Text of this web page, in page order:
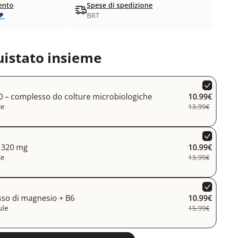
Spese di spedizione
BRT
insieme
– complesso do colture microbiologiche 10.99€
13.99€
mg 10.99€
13.99€
di magnesio + B6 10.99€
15.99€